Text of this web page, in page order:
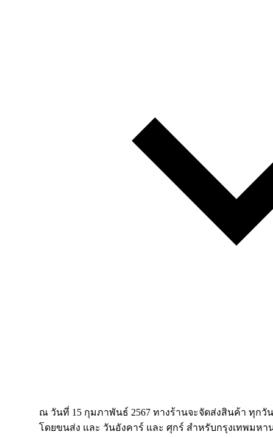
ณ วันที่ 15 กุมภาพันธ์ 2567 ทางร้านจะจัดส่งสินค้า ทุกวั
โดยขนส่ง และ วันอังคาร์ และ ศุกร์ สำหรับกรุงเทพมห